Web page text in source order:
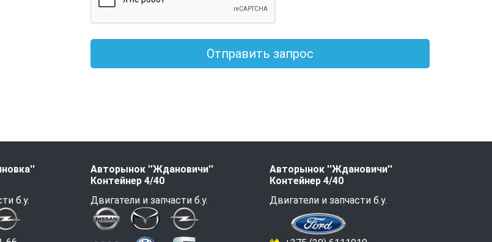
Отправить запрос
б.у.
Авторынок ''Ждановичи''
Контейнер 4/40
Двигатели и запчасти б.у.
Авторынок ''Ждановичи''
Контейнер 4/40
Двигатели и запчасти б.у.